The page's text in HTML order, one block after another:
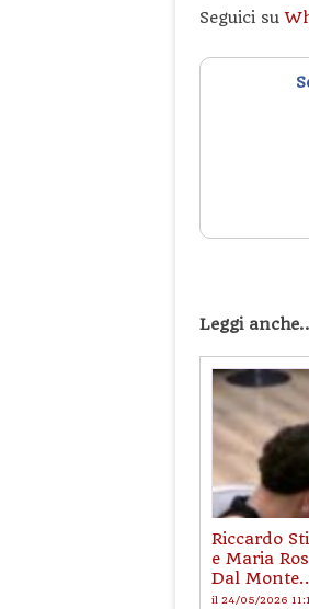
Seguici su
Leggi
Riccardo
e Maria
Dal
il 24/05/2026